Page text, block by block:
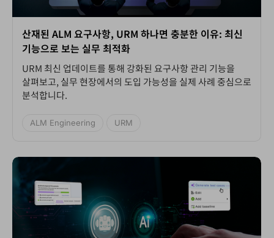
산재된 ALM 요구사항, URM 하나면 충분한 이유: 최신
기능으로 보는 실무 최적화
URM 최신 업데이트를 통해 강화된 요구사항 관리 기능을
살펴보고, 실무 현장에서의 도입 가능성을 실제 사례 중심으로
분석합니다.
ALM Engineering URM